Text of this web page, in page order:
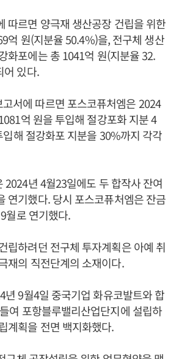
따르면 양극재 생산공장 건립을 위한
억 원(지분율 50.4%)을, 전구체 생산
화포에는 총 1041억 원(지분율 32.
어 있다.
서에 따르면 포스코퓨처엠은 2024
억 원을 투입해 절강포화 지분 4
해 절강화포 지분을 30%까지 각각
2024년 4월23일에도 두 합작사 잔여
연기했다. 당시 포스코퓨처엠은 잔금
월로 연기했다.
립하려던 전구체 투자계획은 아예 취
재의 직전단계의 소재이다.
년 9월4일 중국기업 화유코발트와 합
여 포항블루밸리산업단지에 설립하
계획을 전면 백지화했다.